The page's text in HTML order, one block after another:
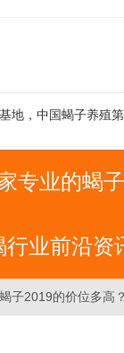
地，中国蝎子养殖
专业的蝎
行业前沿资
就上中国蝎
蝎子2019的价位多高